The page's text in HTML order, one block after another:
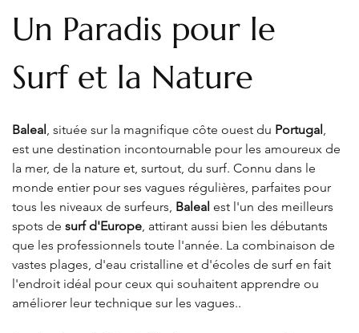
Un Paradis pour le
Surf et la Nature
Baleal, située sur la magnifique côte ouest du Portugal,
est une destination incontournable pour les amoureux de
la mer, de la nature et, surtout, du surf. Connu dans le
monde entier pour ses vagues régulières, parfaites pour
tous les niveaux de surfeurs, Baleal est l'un des meilleurs
spots de surf d'Europe, attirant aussi bien les débutants
que les professionnels toute l'année. La combinaison de
vastes plages, d'eau cristalline et d'écoles de surf en fait
l'endroit idéal pour ceux qui souhaitent apprendre ou
améliorer leur technique sur les vagues..